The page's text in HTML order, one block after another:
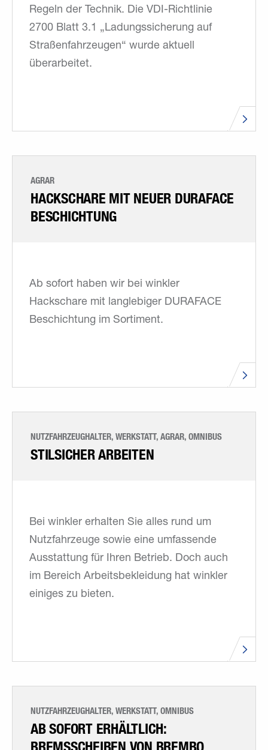
Regeln der Technik. Die VDI-Richtlinie
2700 Blatt 3.1 „Ladungssicherung auf
Straßenfahrzeugen“ wurde aktuell
überarbeitet.
AGRAR
HACKSCHARE MIT NEUER DURAFACE
BESCHICHTUNG
Ab sofort haben wir bei winkler
Hackschare mit langlebiger DURAFACE
Beschichtung im Sortiment.
NUTZFAHRZEUGHALTER, WERKSTATT, AGRAR, OMNIBUS
STILSICHER ARBEITEN
Bei winkler erhalten Sie alles rund um
Nutzfahrzeuge sowie eine umfassende
Ausstattung für Ihren Betrieb. Doch auch
im Bereich Arbeitsbekleidung hat winkler
einiges zu bieten.
NUTZFAHRZEUGHALTER, WERKSTATT, OMNIBUS
AB SOFORT ERHÄLTLICH: